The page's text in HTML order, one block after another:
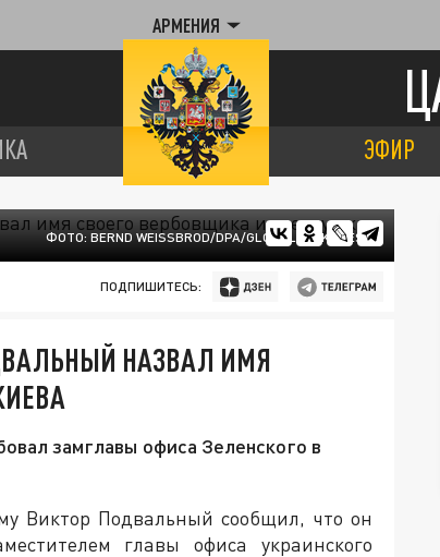
АРМЕНИЯ
ЭФИР
ФОТО: BERND WEISSBROD/DPA/GLOBALLOOKPRESS
ПОДПИШИТЕСЬ:
НАЗВАЛ ИМЯ
замглавы офиса Зеленского в
Виктор Подвальный сообщил, что он
главы офиса украинского